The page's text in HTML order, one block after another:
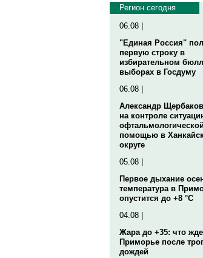
Регион сегодня
06.08 |
"Единая Россия"
первую строку в
избирательном
выборах в Госдуму
06.08 |
Александр
на контроле
офтальмологической
помощью в
округе
05.08 |
Первое дыхание
температура в
опустится до +8 °C
04.08 |
Жара до +35: что
Приморье после
дождей